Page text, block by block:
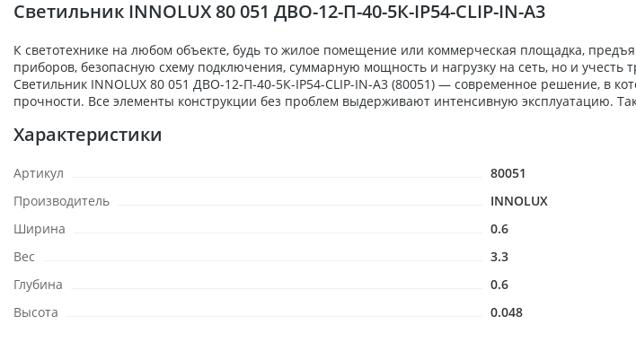
Светильник INNOLUX 80 051 ДВО-12-П-40-5К-IP54-CLIP-IN-A3
К светотехнике на любом объекте, будь то жилое помещение или коммерческая площадка,
приборов, безопасную схему подключения, суммарную мощность и нагрузку на сеть, но и учесть
Светильник INNOLUX 80 051 ДВО-12-П-40-5К-IP54-CLIP-IN-A3 (80051) — современное решение, в
прочности. Все элементы конструкции без проблем выдерживают интенсивную эксплуатацию.
Характеристики
Артикул
80051
Производитель
INNOLUX
Ширина
0.6
Вес
3.3
Глубина
0.6
Высота
0.048